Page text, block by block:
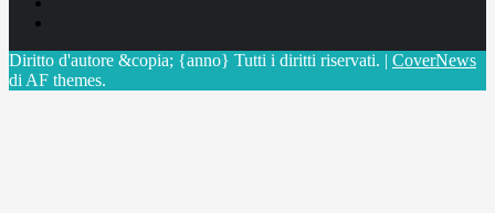
Diritto d'autore &copia; {anno} Tutti i diritti riservati. | CoverNews
di AF themes.